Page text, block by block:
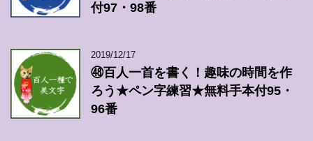
付97・98番
2019/12/17
㊽百人一首を書く！趣味の時間を作
ろう★ペン字練習★無料手本付95・
96番